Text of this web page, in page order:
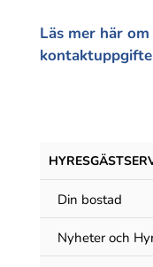
Din bostad
Nyheter och
Läs mer här